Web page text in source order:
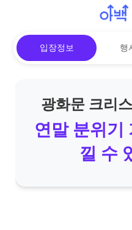
입장정보 행
광화문 크리
연말 분위기
낄 수